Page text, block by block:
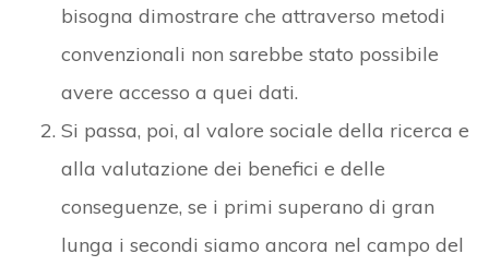
bisogna dimostrare che attraverso metodi
convenzionali non sarebbe stato possibile
avere accesso a quei dati.
Si passa, poi, al valore sociale della ricerca e
alla valutazione dei benefici e delle
conseguenze, se i primi superano di gran
lunga i secondi siamo ancora nel campo del